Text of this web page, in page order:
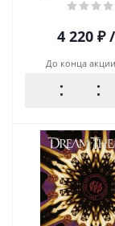
Thought
4 220₽
До конца акции